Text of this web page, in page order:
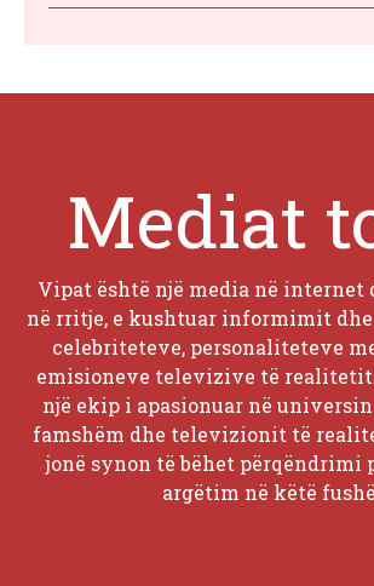
Mediat
Vipat është një media në internet
në rritje, e kushtuar informimit
celebriteteve, personaliteteve
emisioneve televizive të
një ekip i apasionuar në
famshëm dhe televizionit të
jonë synon të bëhet përqëndrimi
argëtim në këtë